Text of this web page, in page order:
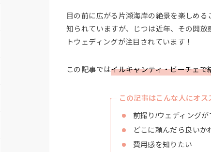
目の前に広がる片瀬海岸の絶景を楽しめ
知られていますが、じつは近年、その開
トウェディングが注目されています！
この記事ではイルキャンティ・ビーチェ
この記事はこんな人にオス
前撮り/ウェディング
どこに頼んだら良いか
費用感を知りたい